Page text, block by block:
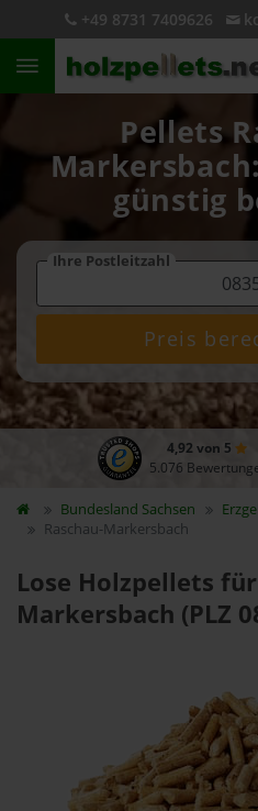
+49 8731 7409626
Pellets
günstig
Ihre Postleitzahl
Preis
4,92 von 5
5.076
Bundesland Sachsen
Raschau-Markersbach
Lose Holzpellets
Markersbach (PLZ